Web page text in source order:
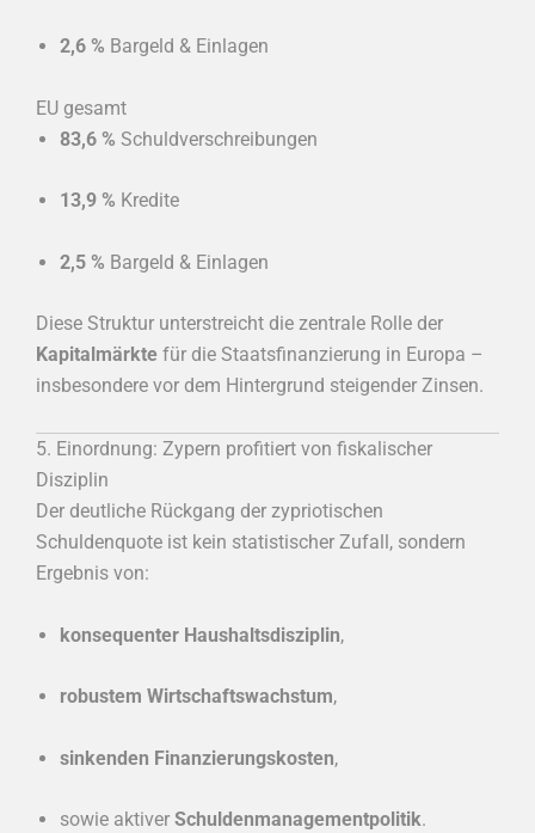
2,6 % Bargeld & Einlagen
EU gesamt
83,6 % Schuldverschreibungen
13,9 % Kredite
2,5 % Bargeld & Einlagen
Diese Struktur unterstreicht die zentrale Rolle der
Kapitalmärkte für die Staatsfinanzierung in Europa –
insbesondere vor dem Hintergrund steigender Zinsen.
5. Einordnung: Zypern profitiert von fiskalischer
Disziplin
Der deutliche Rückgang der zypriotischen
Schuldenquote ist kein statistischer Zufall, sondern
Ergebnis von:
konsequenter Haushaltsdisziplin,
robustem Wirtschaftswachstum,
sinkenden Finanzierungskosten,
sowie aktiver Schuldenmanagementpolitik.